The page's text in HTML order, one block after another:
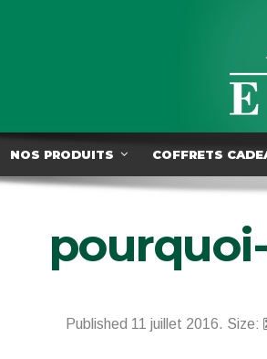
NOS PRODUITS COFFRETS
Published 11 juillet 2016. Size: